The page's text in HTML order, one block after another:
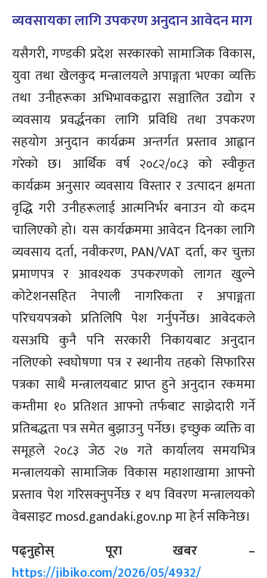
व्यवसायका लागि उपकरण अनुदान आवेदन माग
यसैगरी, गण्डकी प्रदेश सरकारको सामाजिक विकास,
युवा तथा खेलकुद मन्त्रालयले अपाङ्गता भएका व्यक्ति
तथा उनीहरूका अभिभावकद्वारा सञ्चालित उद्योग र
व्यवसाय प्रवर्द्धनका लागि प्रविधि तथा उपकरण
सहयोग अनुदान कार्यक्रम अन्तर्गत प्रस्ताव आह्वान
गरेको छ। आर्थिक वर्ष २०८२/०८३ को स्वीकृत
कार्यक्रम अनुसार व्यवसाय विस्तार र उत्पादन क्षमता
वृद्धि गरी उनीहरूलाई आत्मनिर्भर बनाउन यो कदम
चालिएको हो। यस कार्यक्रममा आवेदन दिनका लागि
व्यवसाय दर्ता, नवीकरण, PAN/VAT दर्ता, कर चुक्ता
प्रमाणपत्र र आवश्यक उपकरणको लागत खुल्ने
कोटेशनसहित नेपाली नागरिकता र अपाङ्गता
परिचयपत्रको प्रतिलिपि पेश गर्नुपर्नेछ। आवेदकले
यसअघि कुनै पनि सरकारी निकायबाट अनुदान
नलिएको स्वघोषणा पत्र र स्थानीय तहको सिफारिस
पत्रका साथै मन्त्रालयबाट प्राप्त हुने अनुदान रकममा
कम्तीमा १० प्रतिशत आफ्नो तर्फबाट साझेदारी गर्ने
प्रतिबद्धता पत्र समेत बुझाउनु पर्नेछ। इच्छुक व्यक्ति वा
समूहले २०८३ जेठ २७ गते कार्यालय समयभित्र
मन्त्रालयको सामाजिक विकास महाशाखामा आफ्नो
प्रस्ताव पेश गरिसक्नुपर्नेछ र थप विवरण मन्त्रालयको
वेबसाइट mosd.gandaki.gov.np मा हेर्न सकिनेछ।
पढ्नुहोस् पूरा खबर –
https://jibiko.com/2026/05/4932/